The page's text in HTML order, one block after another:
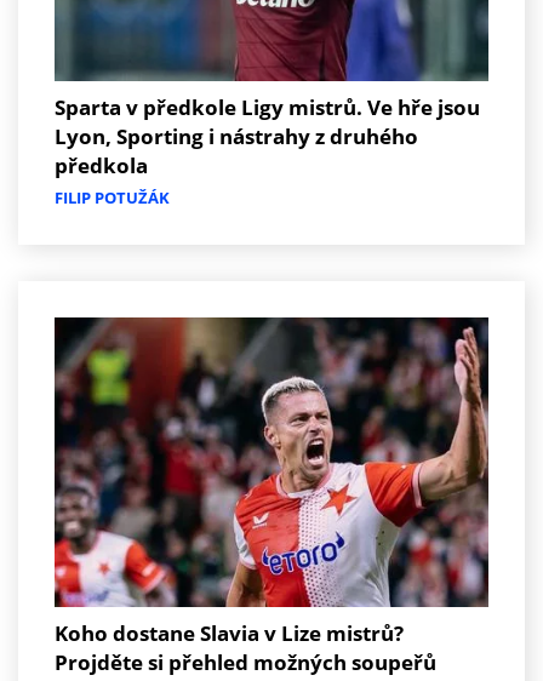
Sparta v předkole Ligy mistrů. Ve hře jsou
Lyon, Sporting i nástrahy z druhého
předkola
FILIP POTUŽÁK
Koho dostane Slavia v Lize mistrů?
Projděte si přehled možných soupeřů